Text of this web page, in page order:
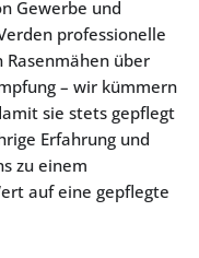
Gewerbe und
professionelle
Rasenmähen über
– wir kümmern
sie stets gepflegt
Erfahrung und
zu einem
auf eine gepflegte